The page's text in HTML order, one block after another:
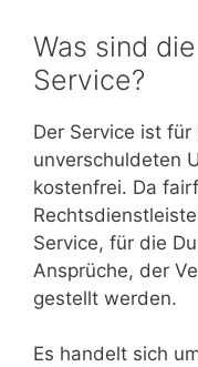
Was sind
Service?
Der Service ist
unverschuldeten
kostenfrei. Da
Service, für die
Ansprüche, der
gestellt werden.
Es handelt sich